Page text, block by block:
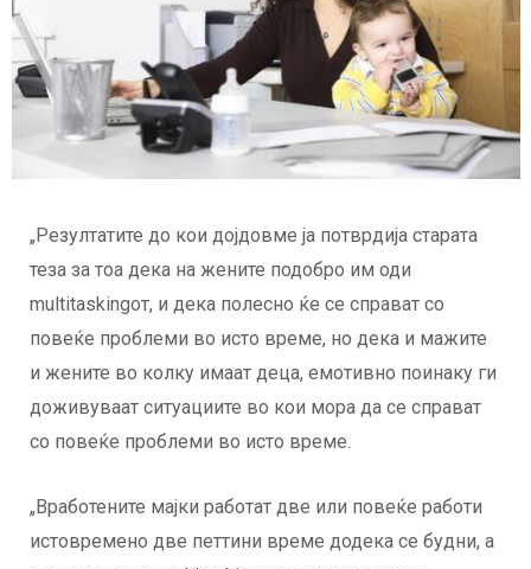
„Резултатите до кои дојдовме ја потврдија старата
теза за тоа дека на жените подобро им оди
multitaskingот, и дека полесно ќе се справат со
повеќе проблеми во исто време, но дека и мажите
и жените во колку имаат деца, емотивно поинаку ги
доживуваат ситуациите во кои мора да се справат
со повеќе проблеми во исто време.
„Вработените мајки работат две или повеќе работи
истовремено две петтини време додека се будни, а